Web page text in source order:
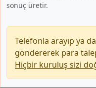
sonuç üretir.
Telefonla arayıp ya
göndererek para
Hiçbir kuruluş sizi